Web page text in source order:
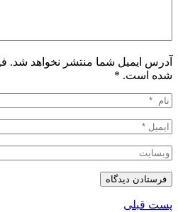
آدرس ایمیل شما منتشر نخواهد
شده است. *
پست قبلی